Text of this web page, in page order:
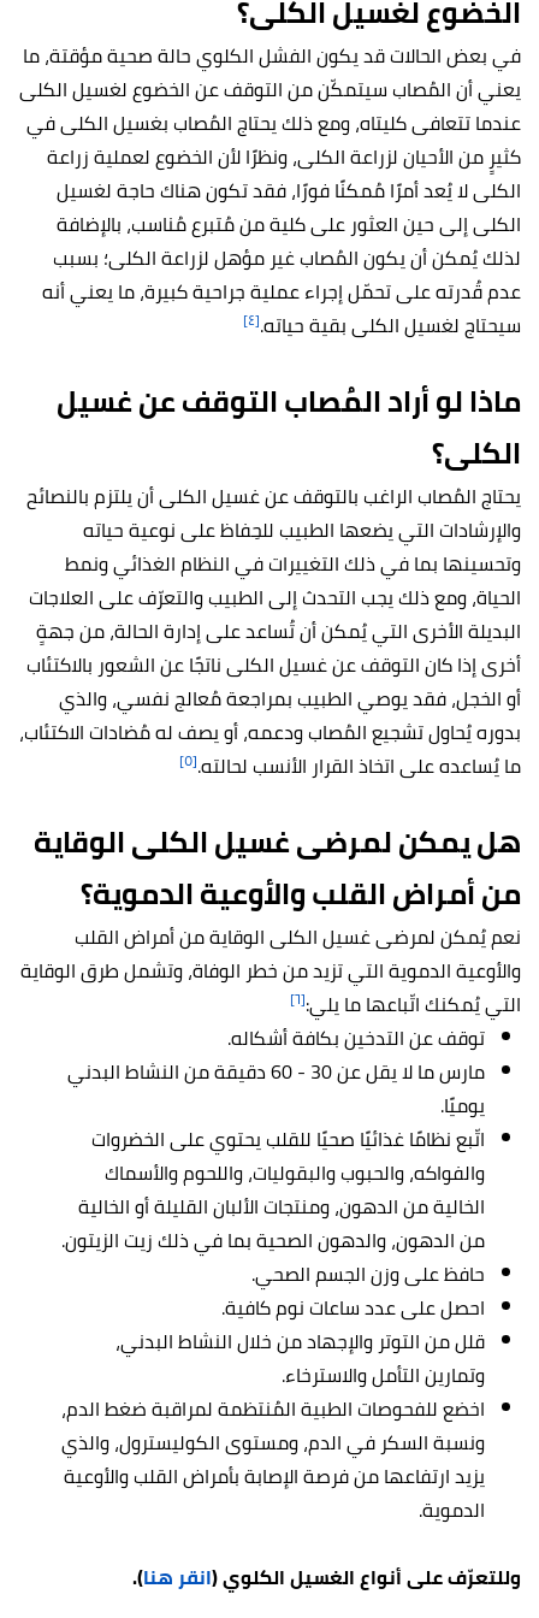
الخضوع لغسيل الكلى؟
في بعض الحالات قد يكون الفشل الكلوي حالة صحية مؤقتة، ما
يعني أن المُصاب سيتمكّن من التوقف عن الخضوع لغسيل الكلى
عندما تتعافى كليتاه، ومع ذلك يحتاج المُصاب بغسيل الكلى في
كثيرٍ من الأحيان لزراعة الكلى، ونظرًا لأن الخضوع لعملية زراعة
الكلى لا يُعد أمرًا مُمكنًا فورًا، فقد تكون هناك حاجة لغسيل
الكلى إلى حين العثور على كلية من مُتبرع مُناسب، بالإضافة
لذلك يُمكن أن يكون المُصاب غير مؤهل لزراعة الكلى؛ بسبب
عدم قُدرته على تحمّل إجراء عملية جراحية كبيرة، ما يعني أنه
سيحتاج لغسيل الكلى بقية حياته.[٤]
ماذا لو أراد المُصاب التوقف عن غسيل
الكلى؟
يحتاج المُصاب الراغب بالتوقف عن غسيل الكلى أن يلتزم بالنصائح
والإرشادات التي يضعها الطبيب للحِفاظ على نوعية حياته
وتحسينها بما في ذلك التغييرات في النظام الغذائي ونمط
الحياة، ومع ذلك يجب التحدث إلى الطبيب والتعرّف على العلاجات
البديلة الأخرى التي يُمكن أن تُساعد على إدارة الحالة، من جهةٍ
أخرى إذا كان التوقف عن غسيل الكلى ناتجًا عن الشعور بالاكتئاب
أو الخجل، فقد يوصي الطبيب بمراجعة مُعالج نفسي، والذي
بدوره يُحاول تشجيع المُصاب ودعمه، أو يصف له مُضادات الاكتئاب،
ما يُساعده على اتخاذ القرار الأنسب لحالته.[٥]
هل يمكن لمرضى غسيل الكلى الوقاية
من أمراض القلب والأوعية الدموية؟
نعم يُمكن لمرضى غسيل الكلى الوقاية من أمراض القلب
والأوعية الدموية التي تزيد من خطر الوفاة، وتشمل طرق الوقاية
التي يُمكنك اتّباعها ما يلي:[٦]
توقف عن التدخين بكافة أشكاله.
مارس ما لا يقل عن 30 - 60 دقيقة من النشاط البدني
يوميًا.
اتّبع نظامًا غذائيًا صحيًا للقلب يحتوي على الخضروات
والفواكه، والحبوب والبقوليات، واللحوم والأسماك
الخالية من الدهون، ومنتجات الألبان القليلة أو الخالية
من الدهون، والدهون الصحية بما في ذلك زيت الزيتون.
حافظ على وزن الجسم الصحي.
احصل على عدد ساعات نوم كافية.
قلل من التوتر والإجهاد من خلال النشاط البدني،
وتمارين التأمل والاسترخاء.
اخضع للفحوصات الطبية المُنتظمة لمراقبة ضغط الدم،
ونسبة السكر في الدم، ومستوى الكوليسترول، والذي
يزيد ارتفاعها من فرصة الإصابة بأمراض القلب والأوعية
الدموية.
وللتعرّف على أنواع الغسيل الكلوي (انقر هنا).